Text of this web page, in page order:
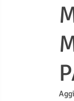
DIRITTO